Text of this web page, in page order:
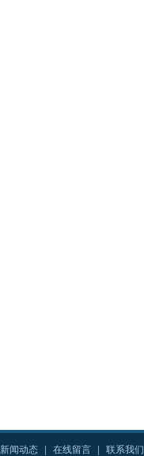
新闻动态 在线留言
联系我们